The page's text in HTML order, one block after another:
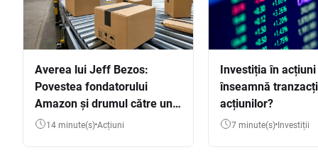
Averea lui Jeff Bezos:
Povestea fondatorului
Amazon și drumul către una
dintre cele mai mari averi
14 minute(s) Acțiuni
Investiția în
înseamnă
acțiunilor?
7 minute(s) Investiții